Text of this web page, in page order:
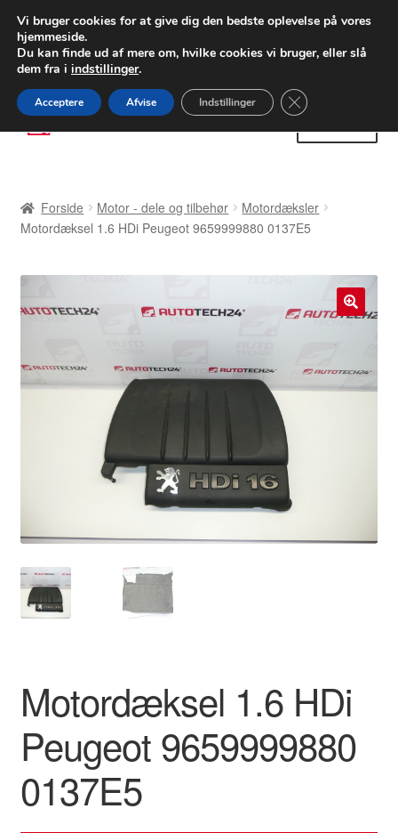
LEVERING fra 55 kr.
FEDEX verdensomspændende forsendelse
80 82 72 02
Spring
til
Spring
til
Betalinger
Klage
Klageprocedure
Om os
Vilkår og betingelser
Forside Motor - dele og tilbehør
Motordæksler
Motordæksel 1.6 HDi Peugeot 9659999880 0137E5
Motordæksel 1.6 HDi
Peugeot 9659999880
0137E5
Vi bruger cookies for at give dig den bedste oplevelse på vores
hjemmeside.
Du kan finde ud af mere om, hvilke cookies vi bruger, eller slå
dem fra i indstillinger.
Acceptere Afvise Indstillinger Close GDPR